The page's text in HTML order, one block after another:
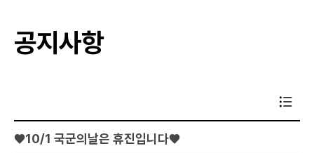
공지사항
♥10/1 국군의날은 휴진입니다♥